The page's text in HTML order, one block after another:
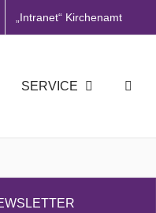
„Intranet“ Kirchenamt
SERVICE